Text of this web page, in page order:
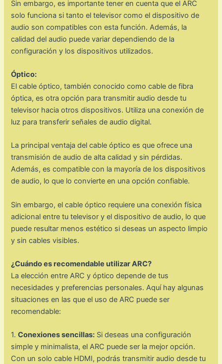
Sin embargo, es importante tener en cuenta que el ARC
solo funciona si tanto el televisor como el dispositivo de
audio son compatibles con esta función. Además, la
calidad del audio puede variar dependiendo de la
configuración y los dispositivos utilizados.
Óptico:
El cable óptico, también conocido como cable de fibra
óptica, es otra opción para transmitir audio desde tu
televisor hacia otros dispositivos. Utiliza una conexión de
luz para transferir señales de audio digital.
La principal ventaja del cable óptico es que ofrece una
transmisión de audio de alta calidad y sin pérdidas.
Además, es compatible con la mayoría de los dispositivos
de audio, lo que lo convierte en una opción confiable.
Sin embargo, el cable óptico requiere una conexión física
adicional entre tu televisor y el dispositivo de audio, lo que
puede resultar menos estético si deseas un aspecto limpio
y sin cables visibles.
¿Cuándo es recomendable utilizar ARC?
La elección entre ARC y óptico depende de tus
necesidades y preferencias personales. Aquí hay algunas
situaciones en las que el uso de ARC puede ser
recomendable:
1.Conexiones sencillas: Si deseas una configuración
simple y minimalista, el ARC puede ser la mejor opción.
Con un solo cable HDMI, podrás transmitir audio desde tu